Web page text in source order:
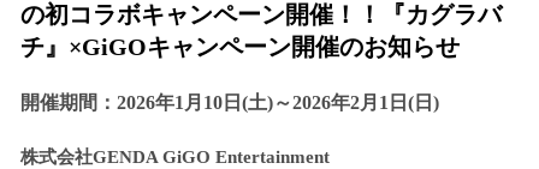
の初コラボキャンペーン開催！！『カグラバ
チ』×GiGOキャンペーン開催のお知らせ
開催期間：2026年1月10日(土)～2026年2月1日(日)
株式会社GENDA GiGO Entertainment